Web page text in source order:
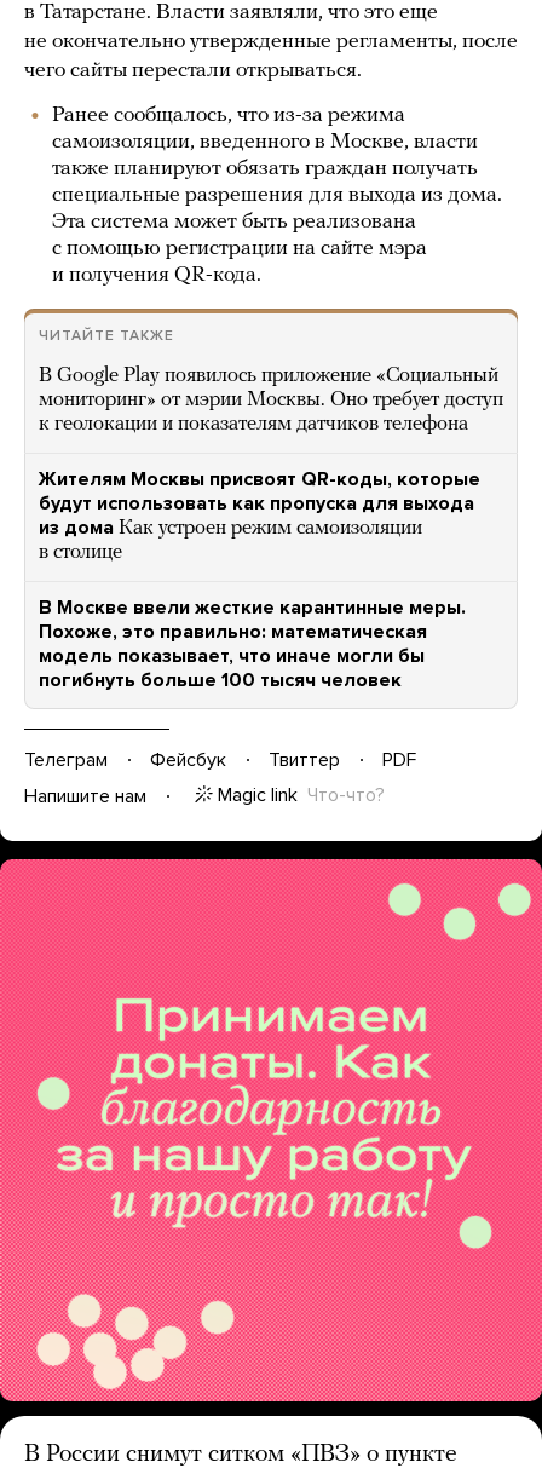
в Татарстане. Власти заявляли, что это еще
не окончательно утвержденные регламенты, после
чего сайты перестали открываться.
Ранее сообщалось, что из-за режима
самоизоляции, введенного в Москве, власти
также планируют обязать граждан получать
специальные разрешения для выхода из дома.
Эта система может быть реализована
с помощью регистрации на сайте мэра
и получения QR-кода.
ЧИТАЙТЕ ТАКЖЕ
В Google Play появилось приложение «Социальный
мониторинг» от мэрии Москвы. Оно требует доступ
к геолокации и показателям датчиков телефона
Жителям Москвы присвоят QR-коды, которые
будут использовать как пропуска для выхода
из дома Как устроен режим самоизоляции
в столице
В Москве ввели жесткие карантинные меры.
Похоже, это правильно: математическая
модель показывает, что иначе могли бы
погибнуть больше 100 тысяч человек
Телеграм Фейсбук Твиттер
PDF
Напишите нам
Magic link Что-что?
В России снимут ситком «ПВЗ» о пункте